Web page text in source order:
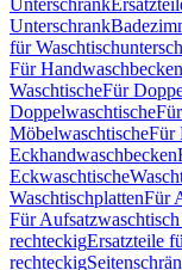
Unterschrank
Unterschrank
für
Für Handwaschbecken
WaschtischeFür
Doppelwaschtische
MöbelwaschtischeFür
Eckhandwaschbecken
Eckwaschtische
WaschtischplattenFür
Für
rechteckigErsatzteile
rechteckig